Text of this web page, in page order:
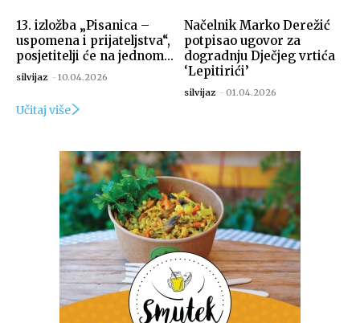
13. izložba „Pisanica –
uspomena i prijateljstva“,
posjetitelji će na jednom...
silvijaz - 10.04.2026
Načelnik Marko Derežić
potpisao ugovor za
dogradnju Dječjeg vrtića
‘Lepitirići’
silvijaz - 01.04.2026
Učitaj više